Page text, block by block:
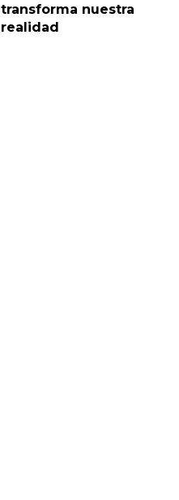
transforma nuestra
realidad